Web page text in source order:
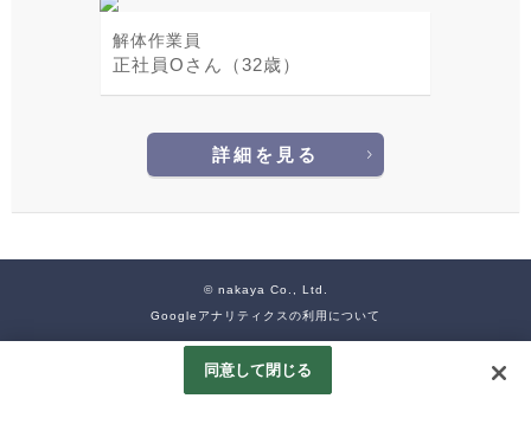
解体作業員
正社員Oさん（32歳）
詳細を見る
© nakaya Co., Ltd.
Googleアナリティクスの利用について
同意して閉じる